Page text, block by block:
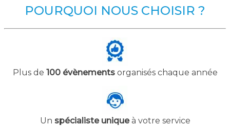
POURQUOI NOUS CHOISIR ?
Plus de 100 évènementsorganisés chaque année
Un spécialiste uniqueà votre service